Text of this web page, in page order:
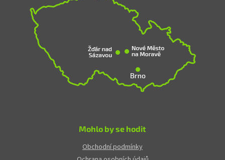
Mohlo by se hodit
Obchodní podmínky